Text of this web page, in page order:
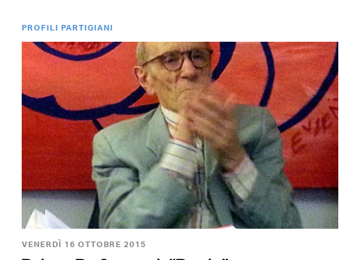
PROFILI PARTIGIANI
VENERDÌ 16 OTTOBRE 2015